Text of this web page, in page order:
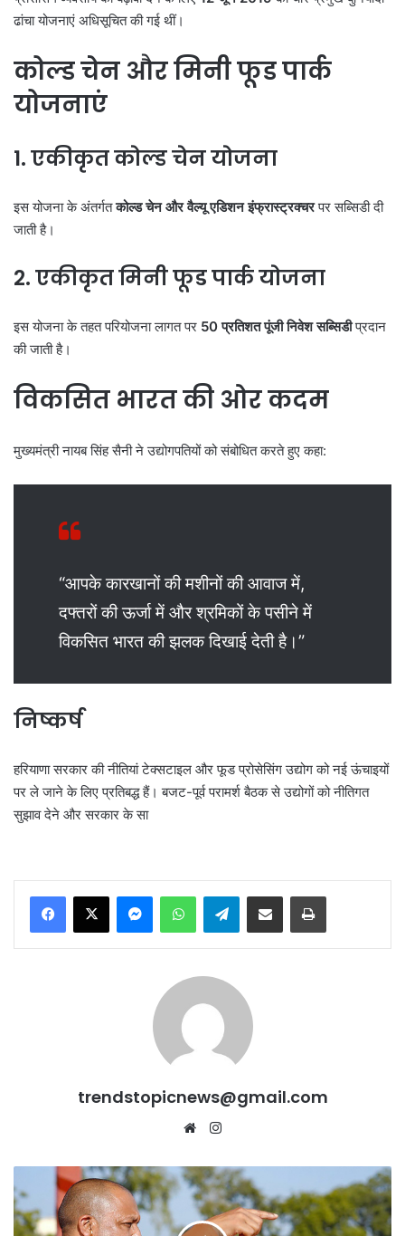
ढांचा योजनाएं अधिसूचित की गई थीं।
कोल्ड चेन और मिनी फूड पार्क
योजनाएं
1. एकीकृत कोल्ड चेन योजना
इस योजना के अंतर्गतकोल्ड चेन और वैल्यू एडिशन इंफ्रास्ट्रक्चरपर सब्सिडी दी
जाती है।
2. एकीकृत मिनी फूड पार्क योजना
इस योजना के तहत परियोजना लागत पर 50 प्रतिशत पूंजी निवेश सब्सिडीप्रदान
की जाती है।
विकसित भारत की ओर कदम
मुख्यमंत्री नायब सिंह सैनी ने उद्योगपतियों को संबोधित करते हुए कहा:
“आपके कारखानों की मशीनों की आवाज में,
दफ्तरों की ऊर्जा में और श्रमिकों के पसीने में
विकसित भारत की झलक दिखाई देती है।”
निष्कर्ष
हरियाणा सरकार की नीतियां टेक्सटाइल और फूड प्रोसेसिंग उद्योग को नई ऊंचाइयों
पर ले जाने के लिए प्रतिबद्ध हैं। बजट-पूर्व परामर्श बैठक से उद्योगों को नीतिगत
सुझाव देने और सरकार के सा
MessengerWhatsAppTelegramShare via Email Print
trendstopicnews@gmail.com
Website
जनवरी
से
पहले